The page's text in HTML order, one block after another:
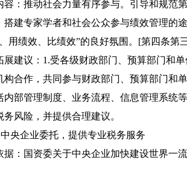
推动社会力量有序参与。引导和规范
搭建专家学者和社会公众参与绩效管理的
用绩效、比绩效”的良好氛围。[第四条第
议：1.受各级财政部门、预算部门和单
构合作，共同参与财政部门、预算部门和
内部管理制度、业务流程、信息管理系统
务风险，并提供合理建议。
企业委托，提供专业税务服务
国资委关于中央企业加快建设世界一流